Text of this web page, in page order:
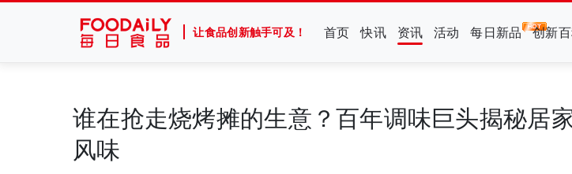
让食品创新触手可及！ 首页 快讯 资讯 活动 每日新品 创新
谁在抢走烧烤摊的生意？百年调味巨头揭秘居
风味